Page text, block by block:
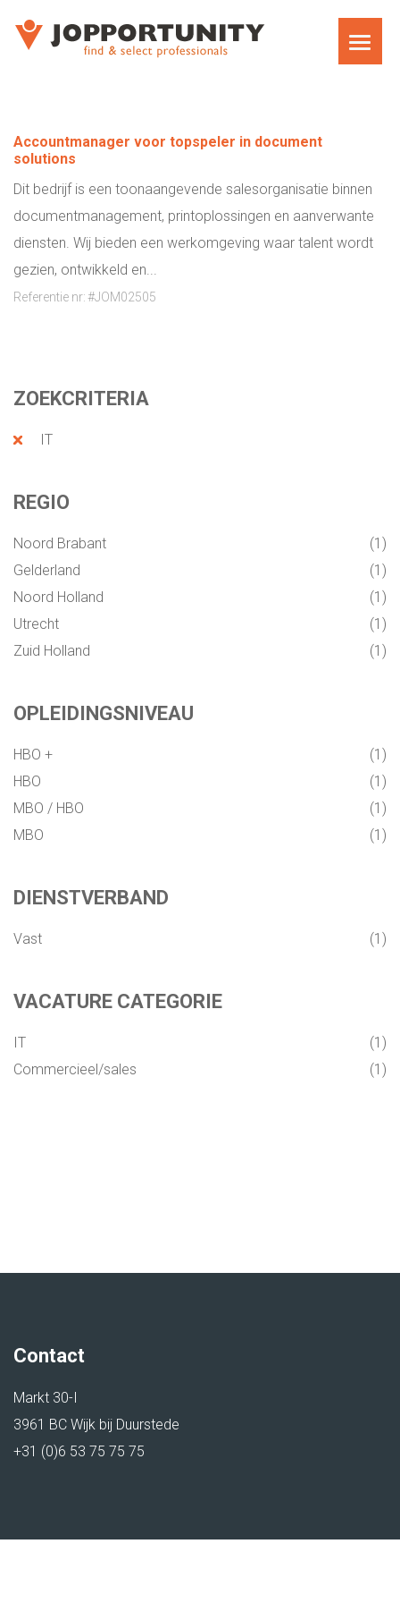
JOPPORTUNITY MEDIA RECRUITMENT
TEAM
EXECUTIVE SEARCH
MARKET RESEARCH RECRUITMENT
EXECUTIVE SEARCH HVAC & UTILITY
WERKEN OP SINT MAARTEN WERKEN OP
DE ANTILLEN
ONLINE ASSESSMENT
VACATURES
PARTNERS
WIE ZIJN WIJ?
ONS TEAM
ADRES EN ROUTE
Accountmanager voor topspeler in document
solutions
Dit bedrijf is een toonaangevende salesorganisatie binnen
documentmanagement, printoplossingen en aanverwante
diensten. Wij bieden een werkomgeving waar talent wordt
gezien, ontwikkeld en...
Referentie nr:#JOM02505
ZOEKCRITERIA
IT
REGIO
Noord Brabant
1
Gelderland
1
Noord Holland
1
Utrecht
1
Zuid Holland
1
OPLEIDINGSNIVEAU
HBO +
1
HBO
1
MBO / HBO
1
MBO
1
DIENSTVERBAND
Vast 1
VACATURE CATEGORIE
IT
1
Commercieel/sales
1
Contact
Markt 30-I
3961 BC Wijk bij Duurstede
+31 (0)6 53 75 75 75